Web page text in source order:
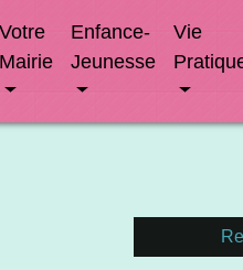
Votre
Mairie
Enfance-
Jeunesse
Vie